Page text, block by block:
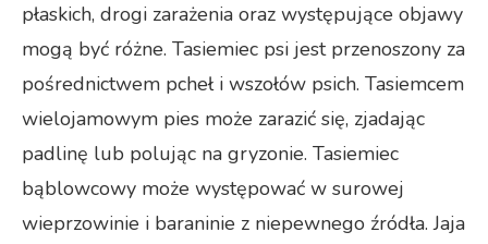
płaskich, drogi zarażenia oraz występujące objawy
mogą być różne. Tasiemiec psi jest przenoszony za
pośrednictwem pcheł i wszołów psich. Tasiemcem
wielojamowym pies może zarazić się, zjadając
padlinę lub polując na gryzonie. Tasiemiec
bąblowcowy może występować w surowej
wieprzowinie i baraninie z niepewnego źródła. Jaja